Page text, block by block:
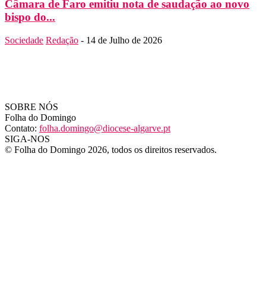
Câmara de Faro emitiu nota de saudação ao novo
bispo do...
Sociedade Redação - 14 de Julho de 2026
SOBRE NÓS
Folha do Domingo
Contato: folha.domingo@diocese-algarve.pt
SIGA-NOS
© Folha do Domingo 2026, todos os direitos reservados.